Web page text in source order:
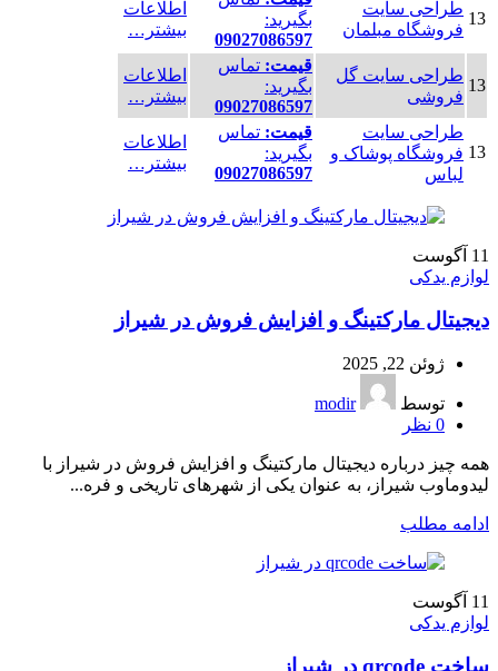
13
طراحی سایت
فروشگاه مبلمان
بگیرید:
09027086597
اطلاعات
بیشتر…
13
طراحی سایت گل
فروشی
قیمت: تماس
بگیرید:
09027086597
اطلاعات
بیشتر…
13
طراحی سایت
فروشگاه پوشاک و
لباس
قیمت: تماس
بگیرید:
09027086597
اطلاعات
بیشتر…
11 آگوست
لوازم یدکی
دیجیتال مارکتینگ و افزایش فروش در شیراز
ژوئن 22, 2025
توسط
modir
0 نظر
همه چیز درباره دیجیتال مارکتینگ و افزایش فروش در شیراز با
لیدوماوب شیراز، به عنوان یکی از شهرهای تاریخی و فره...
ادامه مطلب
11 آگوست
لوازم یدکی
ساخت qrcode در شیراز